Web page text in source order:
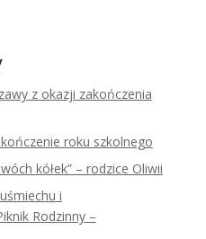
z okazji zakończenia
roku szkolnego
kółek” – rodzice Oliwii
i
Rodzinny –